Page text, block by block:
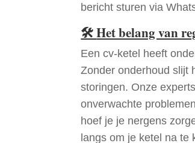
bericht sturen via
🛠Het belang van
Een cv-ketel heeft
Zonder onderhoud slijt
storingen. Onze
onverwachte
hoef je je nergens
langs om je ketel na te